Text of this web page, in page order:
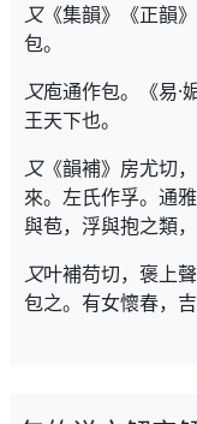
又《集韻》《正韻》
包。
又庖通作包。《易·
王天下也。
又《韻補》房尤切
來。左氏作孚。通
與苞，浮與抱之類
又叶補苟切，褒上
包之。有女懷春，吉